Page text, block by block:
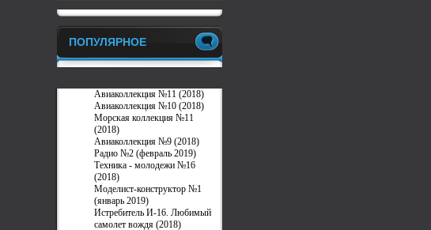
ПОПУЛЯРНОЕ
Авиаколлекция №11 (2018)
Авиаколлекция №10 (2018)
Морская коллекция №11
(2018)
Авиаколлекция №9 (2018)
Радио №2 (февраль 2019)
Техника - молодежи №16
(2018)
Моделист-конструктор №1
(январь 2019)
Истребитель И-16. Любимый
самолет вождя (2018)